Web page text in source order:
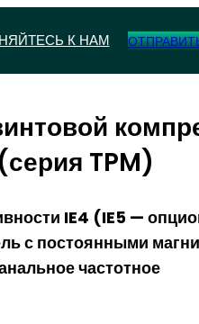
К НАМ
TPM)
IE4 (IE5 —
с постоянными
частотное